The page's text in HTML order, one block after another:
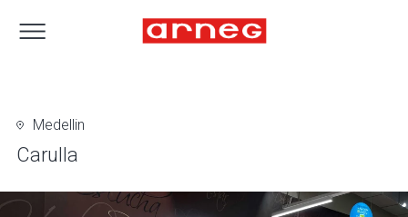
Medellin
Carulla